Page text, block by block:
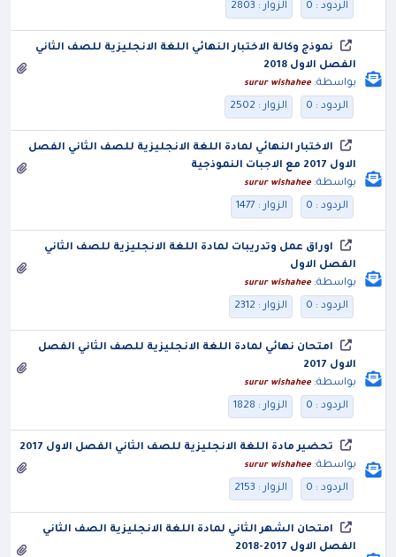
الردود : 0 الزوار : 2803
نموذج وكالة الاختبار النهائي اللغة الانجليزية للصف الثاني
الفصل الاول 2018
بواسطة:surur wishahee
الردود : 0 الزوار : 2502
الاختبار النهائي لمادة اللغة الانجليزية للصف الثاني الفصل
الاول 2017 مع الاجبات النموذجية
بواسطة:surur wishahee
الردود : 0 الزوار : 1477
اوراق عمل وتدريبات لمادة اللغة الانجليزية للصف الثاني
الفصل الاول
بواسطة:surur wishahee
الردود : 0 الزوار : 2312
امتحان نهائي لمادة اللغة الانجليزية للصف الثاني الفصل
الاول 2017
بواسطة:surur wishahee
الردود : 0 الزوار : 1828
تحضير مادة اللغة الانجليزية للصف الثاني الفصل الاول 2017
بواسطة:surur wishahee
الردود : 0 الزوار : 2153
امتحان الشهر الثاني لمادة اللغة الانجليزية الصف الثاني
الفصل الاول 2017-2018